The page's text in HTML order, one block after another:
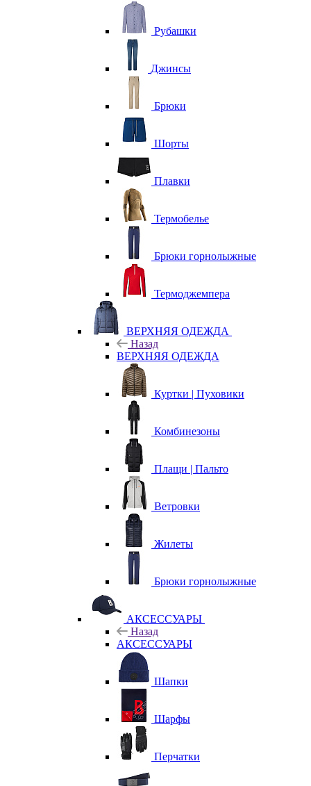
Рубашки
Джинсы
Брюки
Шорты
Плавки
Термобелье
Брюки горнолыжные
Термоджемпера
ВЕРХНЯЯ ОДЕЖДА
Назад
ВЕРХНЯЯ ОДЕЖДА
Куртки | Пуховики
Комбинезоны
Плащи | Пальто
Ветровки
Жилеты
Брюки горнолыжные
АКСЕССУАРЫ
Назад
АКСЕССУАРЫ
Шапки
Шарфы
Перчатки